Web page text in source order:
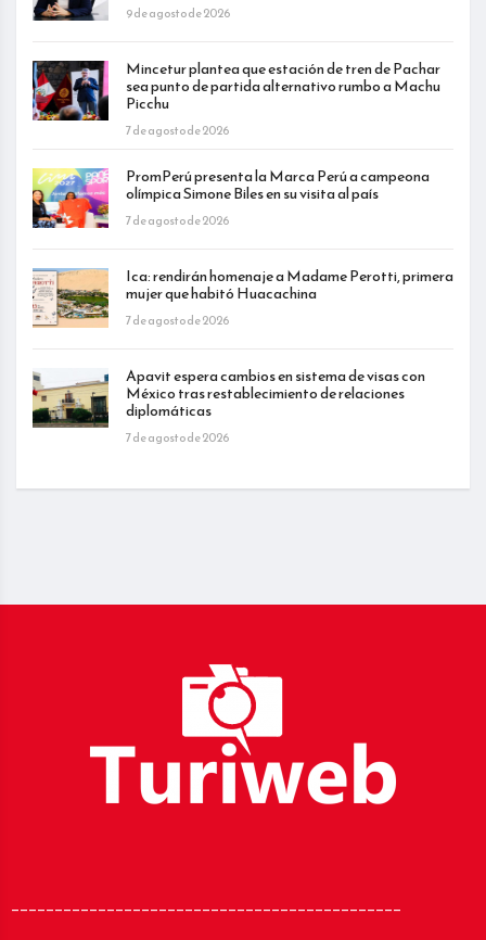
9 de agosto de 2026
Mincetur plantea que estación de tren de Pachar
sea punto de partida alternativo rumbo a Machu
Picchu
7 de agosto de 2026
PromPerú presenta la Marca Perú a campeona
olímpica Simone Biles en su visita al país
7 de agosto de 2026
Ica: rendirán homenaje a Madame Perotti, primera
mujer que habitó Huacachina
7 de agosto de 2026
Apavit espera cambios en sistema de visas con
México tras restablecimiento de relaciones
diplomáticas
7 de agosto de 2026
_____________________________________________